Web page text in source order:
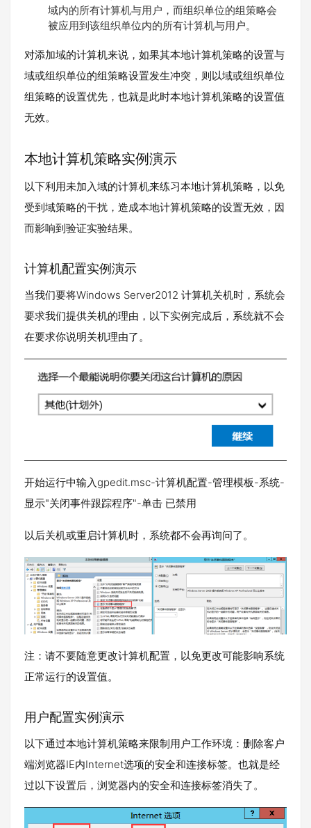
域内的所有计算机与用户，而组织单位的组策略会
被应用到该组织单位内的所有计算机与用户。
对添加域的计算机来说，如果其本地计算机策略的设置与
域或组织单位的组策略设置发生冲突，则以域或组织单位
组策略的设置优先，也就是此时本地计算机策略的设置值
无效。
本地计算机策略实例演示
以下利用未加入域的计算机来练习本地计算机策略，以免
受到域策略的干扰，造成本地计算机策略的设置无效，因
而影响到验证实验结果。
计算机配置实例演示
当我们要将Windows Server2012 计算机关机时，系统会
要求我们提供关机的理由，以下实例完成后，系统就不会
在要求你说明关机理由了。
开始运行中输入gpedit.msc-计算机配置-管理模板-系统-
显示"关闭事件跟踪程序"-单击 已禁用
以后关机或重启计算机时，系统都不会再询问了。
注：请不要随意更改计算机配置，以免更改可能影响系统
正常运行的设置值。
用户配置实例演示
以下通过本地计算机策略来限制用户工作环境：删除客户
端浏览器IE内Internet选项的安全和连接标签。也就是经
过以下设置后，浏览器内的安全和连接标签消失了。